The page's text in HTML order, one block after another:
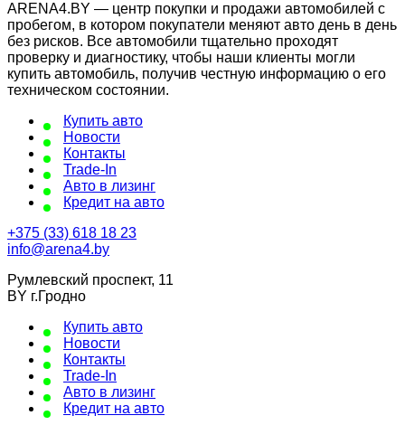
ARENA4.BY — центр покупки и продажи автомобилей с
пробегом, в котором покупатели меняют авто день в день
без рисков. Все автомобили тщательно проходят
проверку и диагностику, чтобы наши клиенты могли
купить автомобиль, получив честную информацию о его
техническом состоянии.
Купить авто
Новости
Контакты
Trade-In
Авто в лизинг
Кредит на авто
+375 (33) 618 18 23
info@arena4.by
Румлевский проспект, 11
BY г.Гродно
Купить авто
Новости
Контакты
Trade-In
Авто в лизинг
Кредит на авто